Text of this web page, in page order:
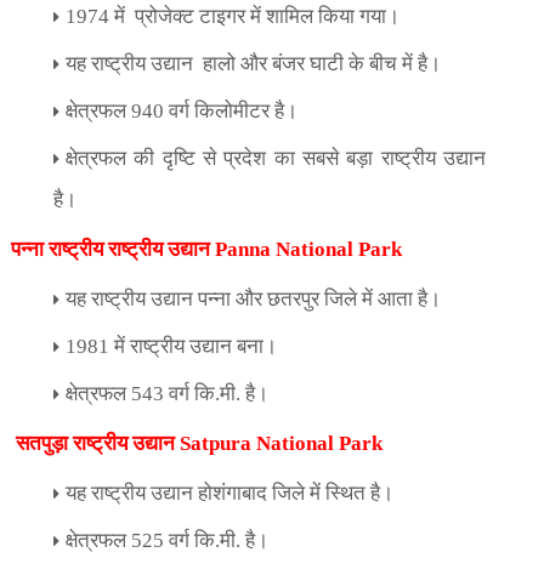
1974 में प्रोजेक्ट टाइगर में शामिल किया गया।
यह राष्ट्रीय उद्यान हालो और बंजर घाटी के बीच में है।
क्षेत्रफल940 वर्ग किलोमीटर है।
क्षेत्रफल की दृष्टि से प्रदेश का सबसे बड़ा राष्ट्रीय उद्यान
है।
पन्ना राष्ट्रीय राष्ट्रीय उद्यानPanna National Park
यह राष्ट्रीय उद्यान पन्ना और छतरपुर जिले में आता है।
1981 में राष्ट्रीय उद्यान बना।
क्षेत्रफल 543 वर्ग कि.मी. है।
सतपुड़ा राष्ट्रीय उद्यानSatpura National Park
यह राष्ट्रीय उद्यान होशंगाबाद जिले में स्थित है।
क्षेत्रफल 525 वर्ग कि.मी. है।